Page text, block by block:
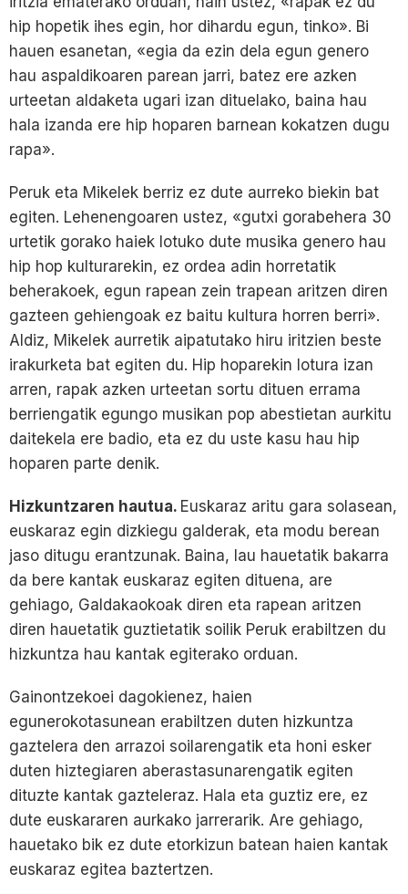
hip hopetik ihes egin, hor dihardu egun, tinko». Bi
hauen esanetan, «egia da ezin dela egun genero
hau aspaldikoaren parean jarri, batez ere azken
urteetan aldaketa ugari izan dituelako, baina hau
hala izanda ere hip hoparen barnean kokatzen dugu
rapa».
Peruk eta Mikelek berriz ez dute aurreko biekin bat
egiten. Lehenengoaren ustez, «gutxi gorabehera 30
urtetik gorako haiek lotuko dute musika genero hau
hip hop kulturarekin, ez ordea adin horretatik
beherakoek, egun rapean zein trapean aritzen diren
gazteen gehiengoak ez baitu kultura horren berri».
Aldiz, Mikelek aurretik aipatutako hiru iritzien beste
irakurketa bat egiten du. Hip hoparekin lotura izan
arren, rapak azken urteetan sortu dituen errama
berriengatik egungo musikan pop abestietan aurkitu
daitekela ere badio, eta ez du uste kasu hau hip
hoparen parte denik.
Hizkuntzaren hautua. Euskaraz aritu gara solasean,
euskaraz egin dizkiegu galderak, eta modu berean
jaso ditugu erantzunak. Baina, lau hauetatik bakarra
da bere kantak euskaraz egiten dituena, are
gehiago, Galdakaokoak diren eta rapean aritzen
diren hauetatik guztietatik soilik Peruk erabiltzen du
hizkuntza hau kantak egiterako orduan.
Gainontzekoei dagokienez, haien
egunerokotasunean erabiltzen duten hizkuntza
gaztelera den arrazoi soilarengatik eta honi esker
duten hiztegiaren aberastasunarengatik egiten
dituzte kantak gazteleraz. Hala eta guztiz ere, ez
dute euskararen aurkako jarrerarik. Are gehiago,
hauetako bik ez dute etorkizun batean haien kantak
euskaraz egitea baztertzen.